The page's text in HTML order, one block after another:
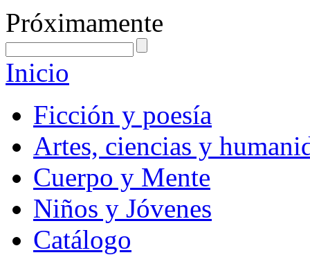
Próximamente
Inicio
Ficción y poesía
Artes, ciencias y
Cuerpo y Mente
Niños y Jóvenes
Catálogo